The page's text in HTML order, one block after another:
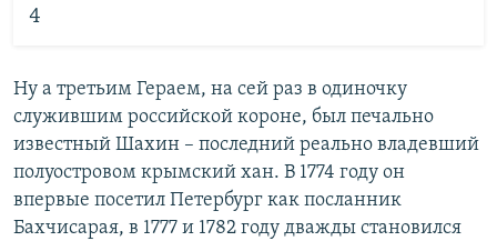
4
Ну а третьим Гераем, на сей раз в одиночку
служившим российской короне, был печально
известный Шахин – последний реально владевший
полуостровом крымский хан. В 1774 году он
впервые посетил Петербург как посланник
Бахчисарая, в 1777 и 1782 году дважды становился